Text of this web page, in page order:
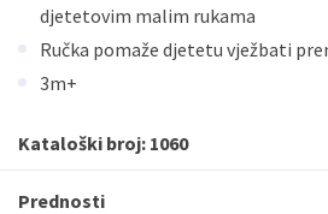
djetetovim malim rukama
Ručka pomaže djetetu vježbati
3m+
Kataloški broj: 1060
Prednosti